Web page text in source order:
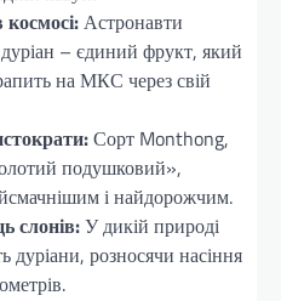
Астронавти
– єдиний фрукт, який
на МКС через свій
Сорт Monthong,
подушковий»,
і найдорожчим.
слонів:У дикій природі
дуріани, розносячи насіння